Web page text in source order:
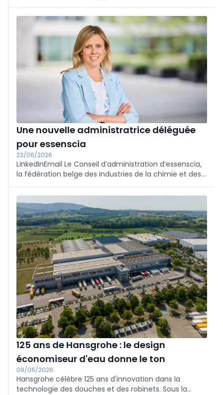
artificielle qui reconnaît et positionne
automatiquement les pièces. Cette innovation rend
l'automatisation CNC plus efficace et plus flexible.
RoboJob a déjà installé 2 000 robots à travers le
monde.
Une nouvelle administratrice déléguée
pour essenscia
23/06/2026
LinkedInEmail Le Conseil d’administration d’essenscia,
la fédération belge des industries de la chimie et des
administratrice déléguée. Elle entrera en fonction le
1er septembre et succédera à Yves Verschueren
125 ans de Hansgrohe : le design
économiseur d'eau donne le ton
09/06/2026
Hansgrohe célèbre 125 ans d'innovation dans la
technologie des douches et des robinets. Sous la